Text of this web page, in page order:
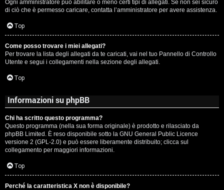
Ogni amministratore può abilitare o meno certi tipi di allegati. Se non sei sicuro
di ciò che è permesso caricare, contatta l’amministratore per avere assistenza.
Top
Come posso trovare i miei allegati?
Per trovare la lista degli allegati da te caricati, vai nel tuo Pannello di Controllo
Utente e segui i collegamenti nella sezione degli allegati.
Top
Informazioni su phpBB
Chi ha scritto questo programma?
Questo programma (nella sua forma originale) è prodotto e rilasciato da
phpBB Limited . È reso disponibile sotto la GNU General Public Licence
versione 2 (GPL-2.0) e può essere liberamente distribuito; clicca sul
collegamento per maggiori informazioni.
Top
Perché la caratteristica X non è disponibile?